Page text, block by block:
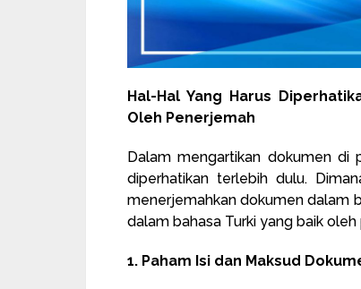
Hal-Hal Yang Harus
Oleh Penerjemah
Dalam mengartikan dokumen di
diperhatikan terlebih dulu.
menerjemahkan dokumen dalam
dalam bahasa Turki yang baik
1. Paham Isi dan Maksud